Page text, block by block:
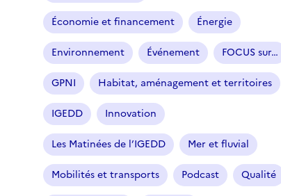
r
e
é
l
t
i
o
n
Économie et financement Énergie
Environnement Événement FOCUS sur…
GPNI Habitat, aménagement et territoires
IGEDD Innovation
Les Matinées de l’IGEDD Mer et fluvial
Mobilités et transports Podcast Qualité